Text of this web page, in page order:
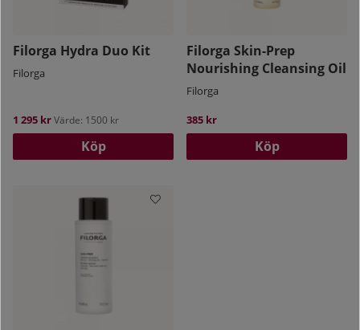
Filorga Hydra Duo Kit
Filorga
1 295 krVärde: 1500 kr
Köp
Filorga Skin-Prep
Nourishing Cleansing Oil
Filorga
385 kr
Köp